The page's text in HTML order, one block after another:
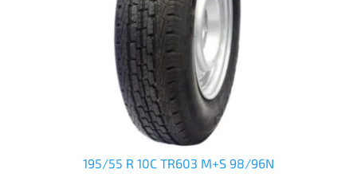
195/55 R 10C TR603 M+S 98/96N